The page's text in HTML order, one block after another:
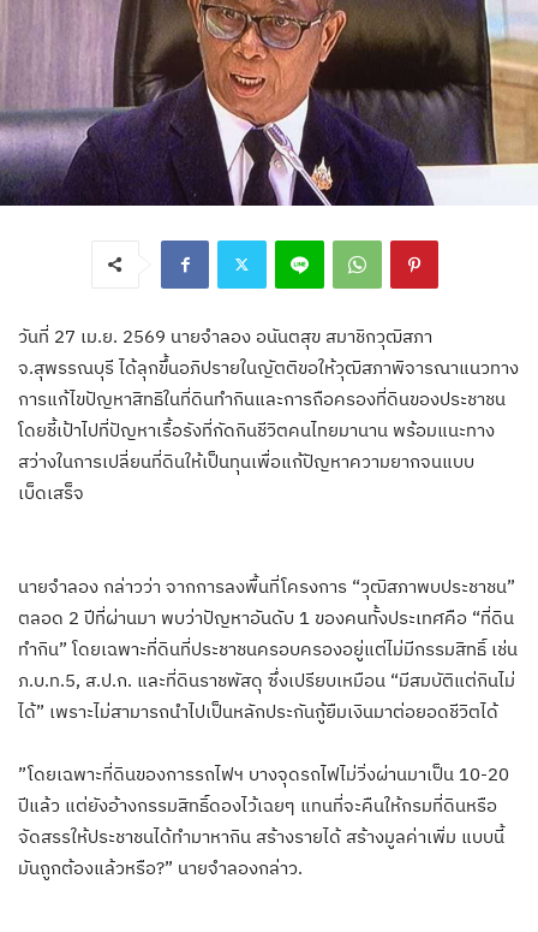
​วันที่ 27 เม.ย. 2569 นายจำลอง อนันตสุข สมาชิกวุฒิสภา
จ.สุพรรณบุรี ได้ลุกขึ้นอภิปรายในญัตติขอให้วุฒิสภาพิจารณาแนวทาง
การแก้ไขปัญหาสิทธิในที่ดินทำกินและการถือครองที่ดินของประชาชน
โดยชี้เป้าไปที่ปัญหาเรื้อรังที่กัดกินชีวิตคนไทยมานาน พร้อมแนะทาง
สว่างในการเปลี่ยนที่ดินให้เป็นทุนเพื่อแก้ปัญหาความยากจนแบบ
เบ็ดเสร็จ
​นายจำลอง กล่าวว่า จากการลงพื้นที่โครงการ “วุฒิสภาพบประชาชน”
ตลอด 2 ปีที่ผ่านมา พบว่าปัญหาอันดับ 1 ของคนทั้งประเทศคือ “ที่ดิน
ทำกิน” โดยเฉพาะที่ดินที่ประชาชนครอบครองอยู่แต่ไม่มีกรรมสิทธิ์ เช่น
ภ.บ.ท.5, ส.ป.ก. และที่ดินราชพัสดุ ซึ่งเปรียบเหมือน “มีสมบัติแต่กินไม่
ได้” เพราะไม่สามารถนำไปเป็นหลักประกันกู้ยืมเงินมาต่อยอดชีวิตได้
​”โดยเฉพาะที่ดินของการรถไฟฯ บางจุดรถไฟไม่วิ่งผ่านมาเป็น 10-20
ปีแล้ว แต่ยังอ้างกรรมสิทธิ์ดองไว้เฉยๆ แทนที่จะคืนให้กรมที่ดินหรือ
จัดสรรให้ประชาชนได้ทำมาหากิน สร้างรายได้ สร้างมูลค่าเพิ่ม แบบนี้
มันถูกต้องแล้วหรือ?” นายจำลองกล่าว.